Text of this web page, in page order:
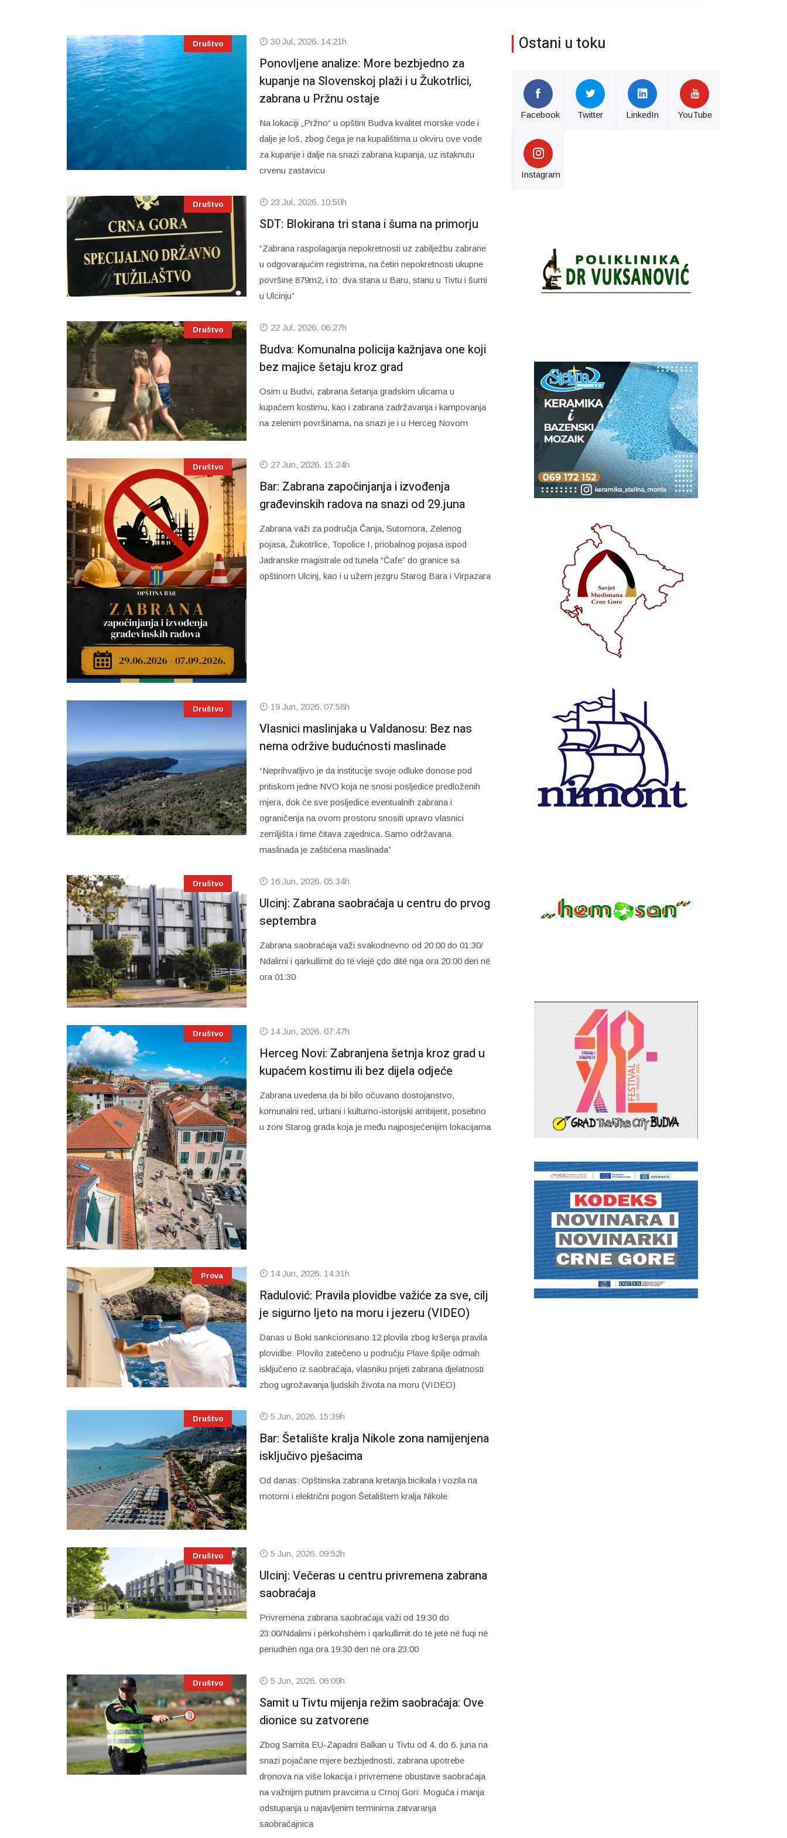
Društvo 30 Jul, 2026. 14:21h
Ponovljene analize: More bezbjedno za
kupanje na Slovenskoj plaži i u Žukotrlici,
zabrana u Pržnu ostaje
Na lokaciji „Pržno“ u opštini Budva kvalitet morske vode i
dalje je loš, zbog čega je na kupalištima u okviru ove vode
za kupanje i dalje na snazi zabrana kupanja, uz istaknutu
crvenu zastavicu
Društvo 23 Jul, 2026. 10:50h
SDT: Blokirana tri stana i šuma na primorju
“Zabrana raspolaganja nepokretnosti uz zabilježbu zabrane
u odgovarajućim registrima, na četiri nepokretnosti ukupne
površine 879m2, i to: dva stana u Baru, stanu u Tivtu i šumi
u Ulcinju”
Društvo 22 Jul, 2026. 06:27h
Budva: Komunalna policija kažnjava one koji
bez majice šetaju kroz grad
Osim u Budvi, zabrana šetanja gradskim ulicama u
kupaćem kostimu, kao i zabrana zadržavanja i kampovanja
na zelenim površinama, na snazi je i u Herceg Novom
Društvo 27 Jun, 2026. 15:24h
Bar: Zabrana započinjanja i izvođenja
građevinskih radova na snazi od 29.juna
Zabrana važi za područja Čanja, Sutomora, Zelenog
pojasa, Žukotrlice, Topolice I, priobalnog pojasa ispod
Jadranske magistrale od tunela “Ćafe” do granice sa
opštinom Ulcinj, kao i u užem jezgru Starog Bara i Virpazara
Društvo 19 Jun, 2026. 07:58h
Vlasnici maslinjaka u Valdanosu: Bez nas
nema održive budućnosti maslinade
“Neprihvatljivo je da institucije svoje odluke donose pod
pritiskom jedne NVO koja ne snosi posljedice predloženih
mjera, dok će sve posljedice eventualnih zabrana i
ograničenja na ovom prostoru snositi upravo vlasnici
zemljišta i time čitava zajednica. Samo održavana
maslinada je zaštićena maslinada”
Društvo 16 Jun, 2026. 05:34h
Ulcinj: Zabrana saobraćaja u centru do prvog
septembra
Zabrana saobraćaja važi svakodnevno od 20:00 do 01:30/
Ndalimi i qarkullimit do të vlejë çdo ditë nga ora 20:00 deri në
ora 01:30
Društvo 14 Jun, 2026. 07:47h
Herceg Novi: Zabranjena šetnja kroz grad u
kupaćem kostimu ili bez dijela odjeće
Zabrana uvedena da bi bilo očuvano dostojanstvo,
komunalni red, urbani i kulturno-istorijski ambijent, posebno
u zoni Starog grada koja je među najposjećenijim lokacijama
Prova 14 Jun, 2026. 14:31h
Radulović: Pravila plovidbe važiće za sve, cilj
je sigurno ljeto na moru i jezeru (VIDEO)
Danas u Boki sankcionisano 12 plovila zbog kršenja pravila
plovidbe: Plovilo zatečeno u području Plave špilje odmah
isključeno iz saobraćaja, vlasniku prijeti zabrana djelatnosti
zbog ugrožavanja ljudskih života na moru (VIDEO)
Društvo 5 Jun, 2026. 15:39h
Bar: Šetalište kralja Nikole zona namijenjena
isključivo pješacima
Od danas: Opštinska zabrana kretanja bicikala i vozila na
motorni i električni pogon Šetalištem kralja Nikole
Društvo 5 Jun, 2026. 09:52h
Ulcinj: Večeras u centru privremena zabrana
saobraćaja
Privremena zabrana saobraćaja važi od 19:30 do
23:00/Ndalimi i përkohshëm i qarkullimit do të jetë në fuqi në
periudhën nga ora 19:30 deri në ora 23:00
Društvo 5 Jun, 2026. 06:09h
Samit u Tivtu mijenja režim saobraćaja: Ove
dionice su zatvorene
Zbog Samita EU-Zapadni Balkan u Tivtu od 4. do 6. juna na
snazi pojačane mjere bezbjednosti, zabrana upotrebe
dronova na više lokacija i privremene obustave saobraćaja
na važnijim putnim pravcima u Crnoj Gori: Moguća i manja
odstupanja u najavljenim terminima zatvaranja
saobraćajnica
Ostani u toku
Facebook Twitter LinkedIn YouTube
Instagram